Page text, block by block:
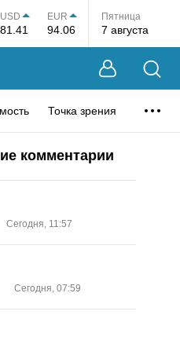
USD
81.41
EUR
94.06
Пятница
7 августа
Точка зрения
комментарии
Сегодня, 11:57
Сегодня, 07:59